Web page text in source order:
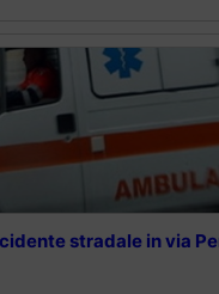
stradale in via